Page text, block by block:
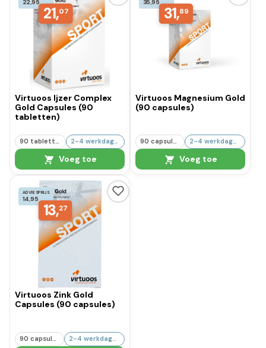
21,07
Virtuoos Ijzer Complex
Gold Capsules (90
tabletten)
90 tabletten 2-4 werkdagen
Voeg toe
31,89
Virtuoos Magnesium Gold
(90 capsules)
90 capsules 2-4 werkdagen
Voeg toe
ADVIESPRIJS
14,95
13,27
Virtuoos Zink Gold
Capsules (90 capsules)